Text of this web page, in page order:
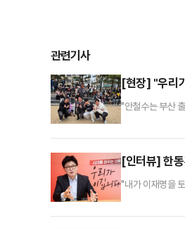
관련기사
[현장] "우리
"안철수는 부산
사람인데 이번에
[인터뷰] 한
"내가 이재명을
감 있는 말투는